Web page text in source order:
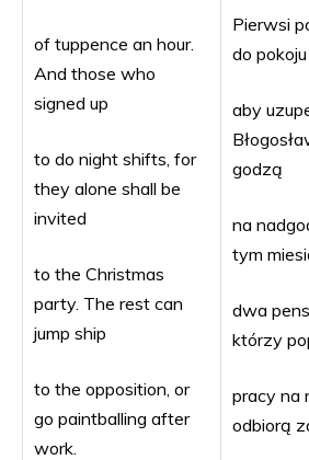
of tuppence an hour.
And those who
signed up
to do night shifts, for
they alone shall be
invited
to the Christmas
party. The rest can
jump ship
to the opposition, or
go paintballing after
work.
Pierwsi
do pokoju
aby
godzą
na
tym
dwa
którzy
pracy na
odbiorą